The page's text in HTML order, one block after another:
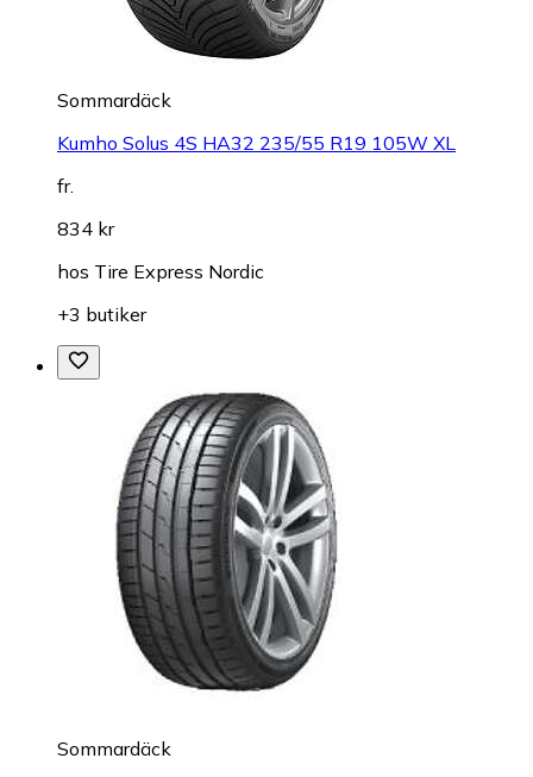
Sommardäck
Kumho Solus 4S HA32 235/55 R19 105W XL
fr.
834 kr
hos Tire Express Nordic
+3 butiker
Sommardäck